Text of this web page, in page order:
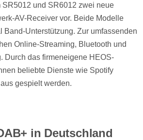
SR5012 und SR6012 zwei neue
AV-Receiver vor. Beide Modelle
Band-Unterstützung. Zur umfassenden
Online-Streaming, Bluetooth und
Durch das firmeneigene HEOS-
beliebte Dienste wie Spotify
gespielt werden.
in Deutschland